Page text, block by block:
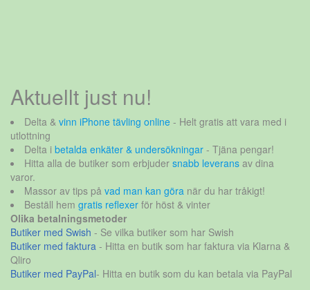
Aktuellt just nu!
Delta & vinn iPhone tävling online - Helt gratis att vara med i
utlottning
Delta i betalda enkäter & undersökningar - Tjäna pengar!
Hitta alla de butiker som erbjuder snabb leverans av dina
varor.
Massor av tips på vad man kan göra när du har tråkigt!
Beställ hem gratis reflexer för höst & vinter
Olika betalningsmetoder
Butiker med Swish - Se vilka butiker som har Swish
Butiker med faktura - Hitta en butik som har faktura via Klarna &
Qliro
Butiker med PayPal- Hitta en butik som du kan betala via PayPal